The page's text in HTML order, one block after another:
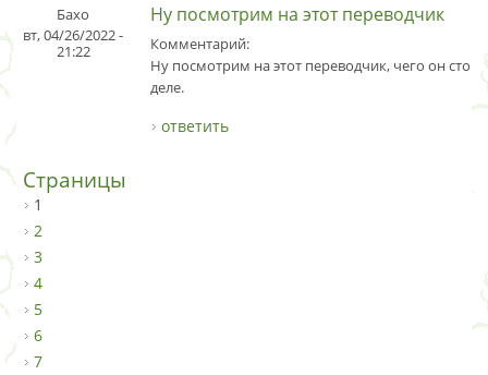
Бахо
вт, 04/26/2022 -
21:22
Ну посмотрим на этот переводчик
Комментарий:
Ну посмотрим на этот переводчик, чего он
деле.
ответить
Страницы
1
2
3
4
5
6
7